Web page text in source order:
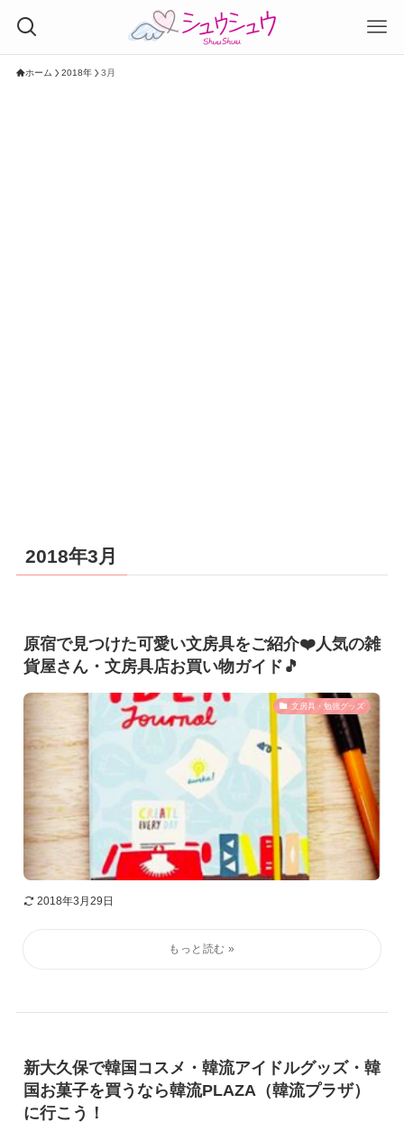
ホーム 2018年 3月
2018年3月
原宿で見つけた可愛い文房具をご紹介❤️人気の雑
貨屋さん・文房具店お買い物ガイド🎵
文房具・勉強グッズ
2018年3月29日
新大久保で韓国コスメ・韓流アイドルグッズ・韓
国お菓子を買うなら韓流PLAZA（韓流プラザ）
に行こう！